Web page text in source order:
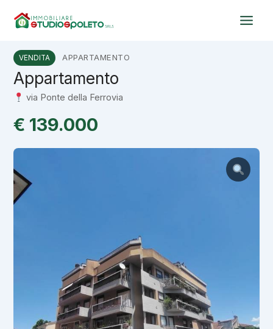
VENDITA APPARTAMENTO
Appartamento
via Ponte della Ferrovia
€ 139.000